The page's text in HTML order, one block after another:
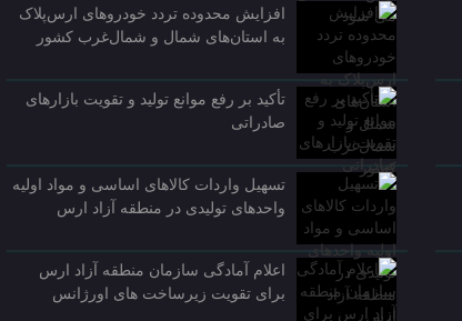
افزایش محدوده تردد خودروهای ارس‌پلاک
به استان‌های شمال و شمال‌غرب کشور
تأکید بر رفع موانع تولید و تقویت بازارهای
صادراتی
تسهیل واردات کالاهای اساسی و مواد اولیه
واحدهای تولیدی در منطقه آزاد ارس
اعلام آمادگی سازمان منطقه آزاد ارس
برای تقویت زیرساخت‌ های اورژانس